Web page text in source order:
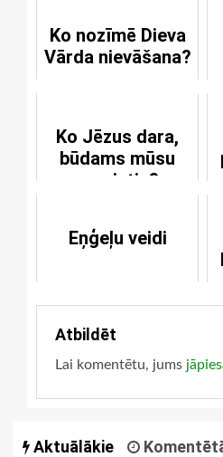
Ko nozīmē Dieva
Vārda nievāšana?
Ko Jēzus dara,
būdams mūsu
pravietis?
Eņģeļu veidi
Atbildēt
Lai komentētu, jums
Aktuālākie